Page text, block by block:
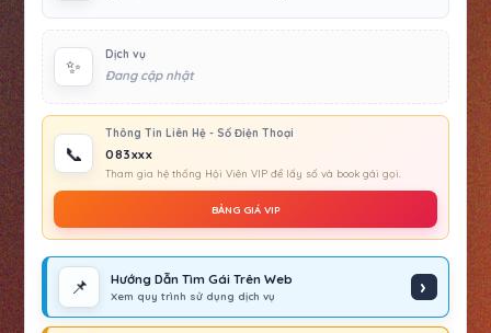
✨
Dịch vụ
Đang cập nhật
📞
Thông Tin Liên Hệ - Số Điện Thoại
083xxx
Tham gia hệ thống Hội Viên VIP để lấy số và book gái gọi.
BẢNG GIÁ VIP
📌 Hướng Dẫn Tìm Gái Trên Web
Xem quy trình sử dụng dịch vụ